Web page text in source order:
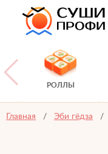
РОЛЛЫ
Главная Эби гёдза